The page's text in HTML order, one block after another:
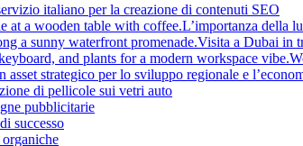
italiano per la creazione di contenuti SEO
L’importanza della
Visita a Dubai in
asset strategico per lo sviluppo regionale e
di pellicole sui vetri auto
pubblicitarie
successo